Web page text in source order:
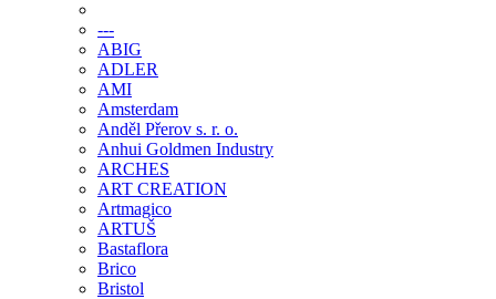
---
ABIG
ADLER
AMI
Amsterdam
Anděl Přerov s. r. o.
Anhui Goldmen Industry
ARCHES
ART CREATION
Artmagico
ARTUŠ
Bastaflora
Brico
Bristol